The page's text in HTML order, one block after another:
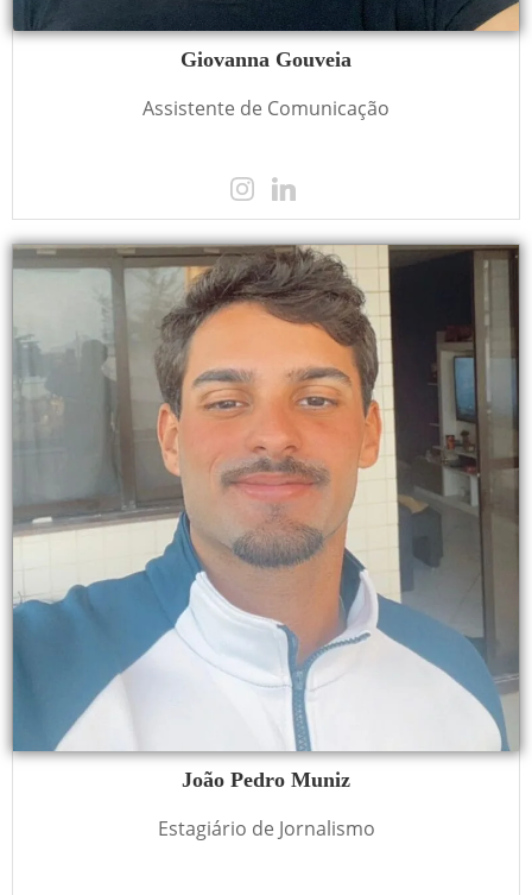
Giovanna Gouveia
Assistente de Comunicação
João Pedro Muniz
Estagiário de Jornalismo